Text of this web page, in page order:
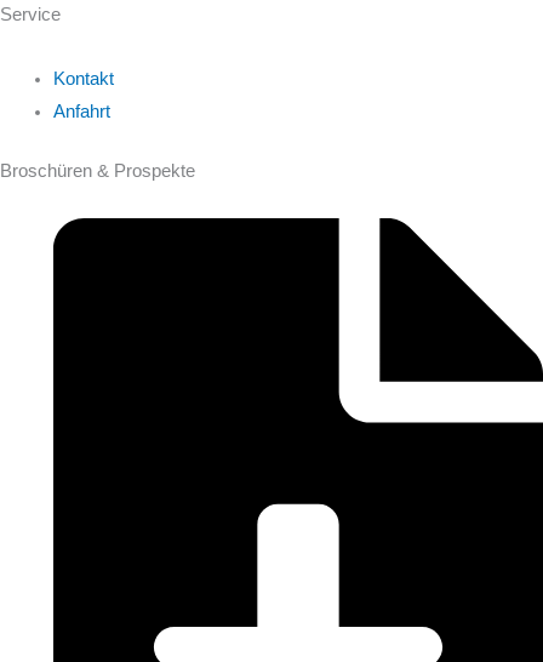
Service
Kontakt
Anfahrt
Broschüren & Prospekte